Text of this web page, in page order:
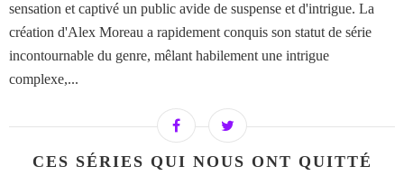
sensation et captivé un public avide de suspense et d'intrigue. La
création d'Alex Moreau a rapidement conquis son statut de série
incontournable du genre, mêlant habilement une intrigue
complexe,...
CES SÉRIES QUI NOUS ONT QUITTÉ